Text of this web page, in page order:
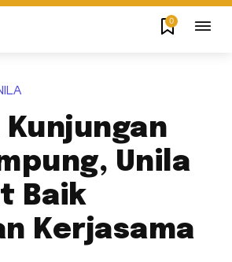
0
Kunjungan
Unila
Baik
Kerjasama